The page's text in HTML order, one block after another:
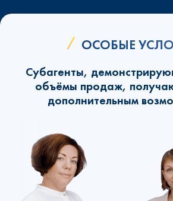
ОСОБЫЕ
Субагенты,
объёмы продаж,
дополнительным